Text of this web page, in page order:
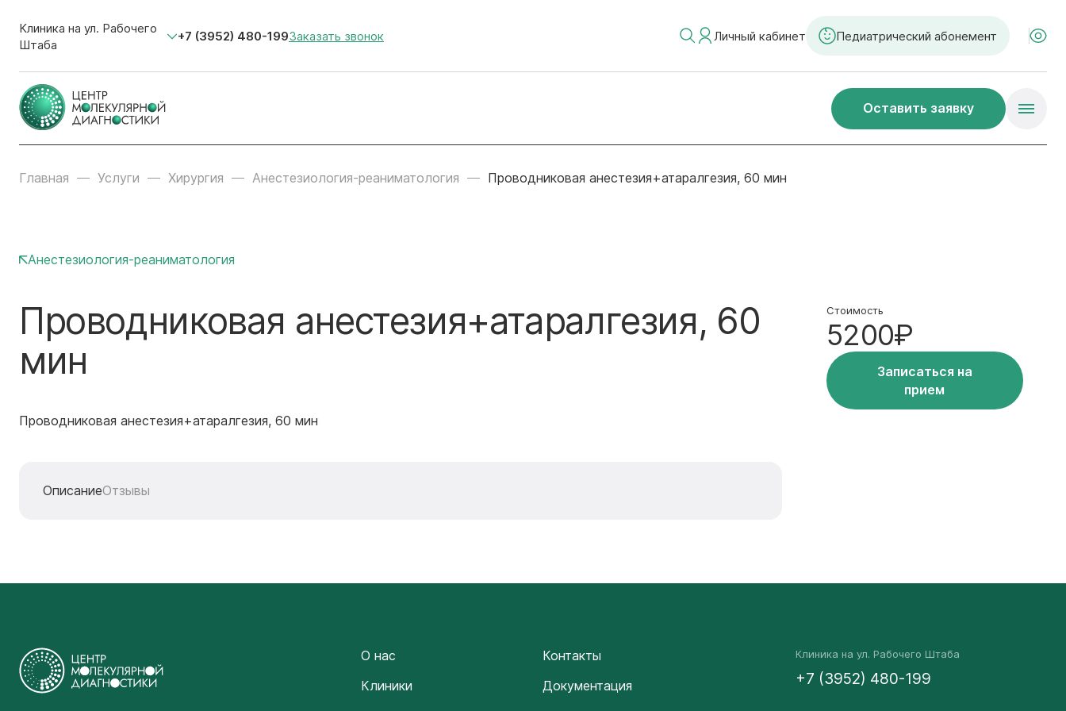
Клиника на ул. Рабочего
Штаба
+7 (3952) 480-199Заказать звонок Личный кабинет Педиатрический абонемент
Оставить заявку
Главная Услуги Хирургия Анестезиология-реаниматология Проводниковая анестезия+атаралгезия, 60 мин
Анестезиология-реаниматология
Проводниковая анестезия+атаралгезия, 60
мин
Проводниковая анестезия+атаралгезия, 60 мин
ОписаниеОтзывы
Стоимость
5200₽
Записаться на
прием
О нас
Клиники
Контакты
Документация
Клиника на ул. Рабочего Штаба
+7 (3952) 480-199